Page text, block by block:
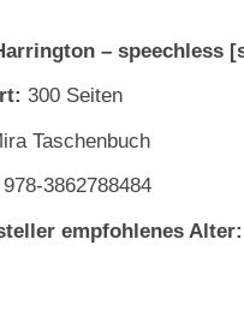
– speechless
300 Seiten
Taschenbuch
978-3862788484
empfohlenes Alter: